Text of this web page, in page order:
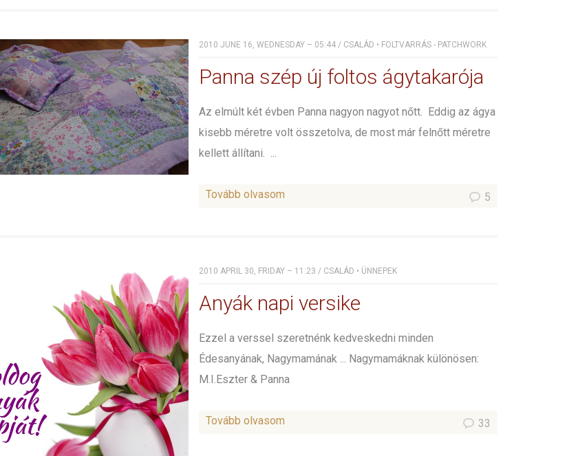
2010 JUNE 16, WEDNESDAY – 05:44 / CSALÁD • FOLTVARRÁS - PATCHWORK
Panna szép új foltos ágytakarója
Az elmúlt két évben Panna nagyon nagyot nőtt. Eddig az ágya
kisebb méretre volt összetolva, de most már felnőtt méretre
kellett állítani. ...
Tovább olvasom 5
2010 APRIL 30, FRIDAY – 11:23 / CSALÁD • ÜNNEPEK
Anyák napi versike
Ezzel a verssel szeretnénk kedveskedni minden
Édesanyának, Nagymamának ... Nagymamáknak különösen:
M.I.Eszter & Panna
Tovább olvasom 33